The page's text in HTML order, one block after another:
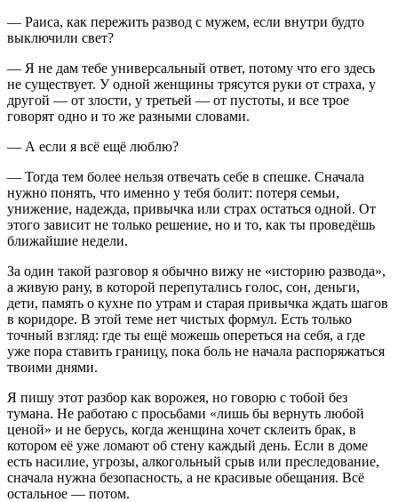
— Раиса, как пережить развод с мужем, если внутри будто
выключили свет?
— Я не дам тебе универсальный ответ, потому что его здесь
не существует. У одной женщины трясутся руки от страха, у
другой — от злости, у третьей — от пустоты, и все трое
говорят одно и то же разными словами.
— А если я всё ещё люблю?
— Тогда тем более нельзя отвечать себе в спешке. Сначала
нужно понять, что именно у тебя болит: потеря семьи,
унижение, надежда, привычка или страх остаться одной. От
этого зависит не только решение, но и то, как ты проведёшь
ближайшие недели.
За один такой разговор я обычно вижу не «историю развода»,
а живую рану, в которой перепутались голос, сон, деньги,
дети, память о кухне по утрам и старая привычка ждать шагов
в коридоре. В этой теме нет чистых формул. Есть только
точный взгляд: где ты ещё можешь опереться на себя, а где
уже пора ставить границу, пока боль не начала распоряжаться
твоими днями.
Я пишу этот разбор как ворожея, но говорю с тобой без
тумана. Не работаю с просьбами «лишь бы вернуть любой
ценой» и не берусь, когда женщина хочет склеить брак, в
котором её уже ломают об стену каждый день. Если в доме
есть насилие, угрозы, алкогольный срыв или преследование,
сначала нужна безопасность, а не красивые обещания. Всё
остальное — потом.